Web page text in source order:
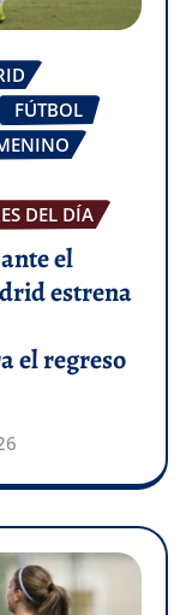
FÚTBOL
DEL DÍA
el
estrena
el regreso